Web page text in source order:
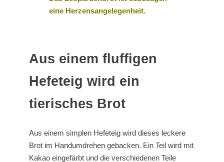
eine Herzensangelegenheit.
Aus einem fluffigen
Hefeteig wird ein
tierisches Brot
Aus einem simplen Hefeteig wird dieses leckere
Brot im Handumdrehen gebacken. Ein Teil wird mit
Kakao eingefärbt und die verschiedenen Teile